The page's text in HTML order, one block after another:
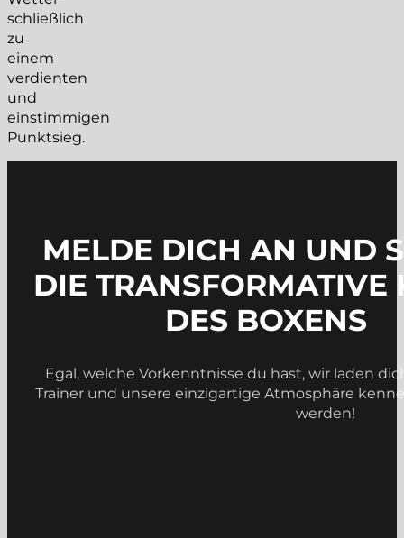
schließlich
zu
einem
verdienten
und
einstimmigen
Punktsieg.
MELDE DICH AN UND
DIE TRANSFORMATIVE
DES BOXENS
Egal, welche Vorkenntnisse du hast, wir laden
Trainer und unsere einzigartige Atmosphäre
werden!